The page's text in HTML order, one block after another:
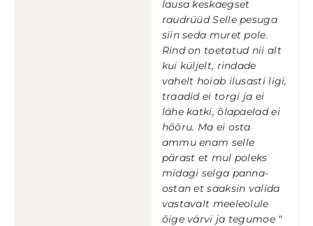
lausa keskaegset
raudrüüd Selle pesuga
siin seda muret pole.
Rind on toetatud nii alt
kui küljelt, rindade
vahelt hoiab ilusasti ligi,
traadid ei torgi ja ei
lähe katki, õlapaelad ei
hõõru. Ma ei osta
ammu enam selle
pärast et mul poleks
midagi selga panna-
ostan et saaksin valida
vastavalt meeleolule
õige värvi ja tegumoe “